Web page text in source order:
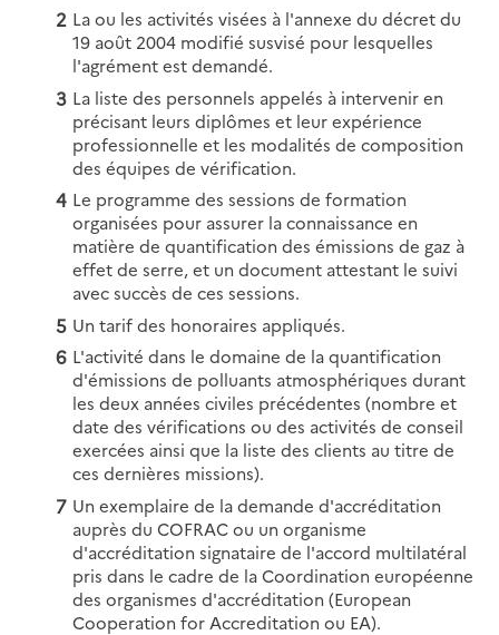
La ou les activités visées à l'annexe du décret du
19 août 2004 modifié susvisé pour lesquelles
l'agrément est demandé.
La liste des personnels appelés à intervenir en
précisant leurs diplômes et leur expérience
professionnelle et les modalités de composition
des équipes de vérification.
Le programme des sessions de formation
organisées pour assurer la connaissance en
matière de quantification des émissions de gaz à
effet de serre, et un document attestant le suivi
avec succès de ces sessions.
Un tarif des honoraires appliqués.
L'activité dans le domaine de la quantification
d'émissions de polluants atmosphériques durant
les deux années civiles précédentes (nombre et
date des vérifications ou des activités de conseil
exercées ainsi que la liste des clients au titre de
ces dernières missions).
Un exemplaire de la demande d'accréditation
auprès du COFRAC ou un organisme
d'accréditation signataire de l'accord multilatéral
pris dans le cadre de la Coordination européenne
des organismes d'accréditation (European
Cooperation for Accreditation ou EA).